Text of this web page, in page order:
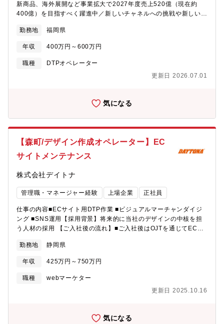
新商品、海外展開など事業拡大で2027年度売上520億（現在約
400億）を目指すべく躍進中／新しいチャネルへの挑戦や新しいア
若手メンバーが多い組織となっており、今後の成長拡大の為に外
部より即戦力の採用を行い、これまでにない新しいやり方や発想
を取り入れ、新たな顧客獲得を強化する為の増員となります。そ
の為、新しいアイデアや企画提案をしていただける方歓迎です！
メディアプロモーション課のクリエイティブチームへの配属とな
務内容】・新聞広告や折込チラシ等で通販広告紙面の企画立案～
制作～ディレクション業務～効果検証・広告紙面の入稿、校正作
業・制作会社や広告代理店とのやりとり、進捗・スケジュール管
理・社内関連部署との調整業務・お客様の声などの情報収集を行
い、広告に関する新しいアイデアの企画提案など※将来的には、
TVCMなどのインフォマーシャル等の企画立案～ディレクション
～効果測定分析なども経験いただくこともあります。
勤務地 福岡県
年収 400万円～600万円
職種
DTPオペレーター
更新日 2026.07.01
気になる
【森町/デザイン作成オペレーター】EC
サイトメンテナンス
株式会社デイトナ
管理職・マネージャー経験 上場企業 正社員
仕事の内容■ECサイト用DTP作業 ■ビジュアルマーチャンダイジ
ング ■SNS運用【採用背景】将来的に当社のデザインの中核を担
う人材の採用 【ご入社後の流れ】■ご入社後はOJTを通じてECサ
務の一連の流れをご経験いただきます。ご希望やご経験に応じて
デザインディレクターの業務をお任せしていきます。また、将来
的にはEC販路での販売戦略企画やマネジメント等の業務について
もお任せします。
勤務地 静岡県
年収 425万円～750万円
職種
webマーケター
更新日 2025.10.16
気になる